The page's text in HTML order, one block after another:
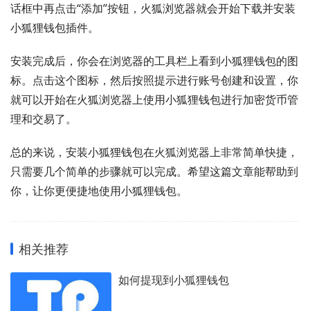
话框中再点击“添加”按钮，火狐浏览器就会开始下载并安装
小狐狸钱包插件。
安装完成后，你会在浏览器的工具栏上看到小狐狸钱包的图
标。点击这个图标，然后按照提示进行账号创建和设置，你
就可以开始在火狐浏览器上使用小狐狸钱包进行加密货币管
理和交易了。
总的来说，安装小狐狸钱包在火狐浏览器上非常简单快捷，
只需要几个简单的步骤就可以完成。希望这篇文章能帮助到
你，让你更便捷地使用小狐狸钱包。
相关推荐
如何提现到小狐狸钱包